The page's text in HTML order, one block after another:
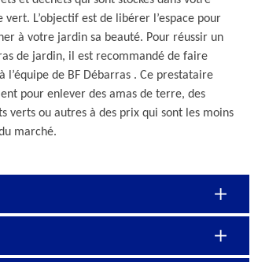
vert. L’objectif est de libérer l’espace pour
à votre jardin sa beauté. Pour réussir un
de jardin, il est recommandé de faire
l’équipe de BF Débarras . Ce prestataire
pour enlever des amas de terre, des
verts ou autres à des prix qui sont les moins
marché.